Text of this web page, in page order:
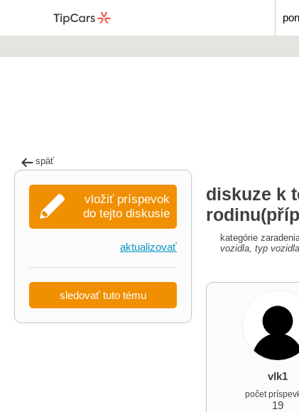
späť
diskuze k
kategórie
vozidla, typ
vlk1
počet
19
vložiť príspevok
do tejto diskusie
aktualizovať
sledovať tuto tému